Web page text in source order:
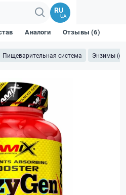
RU
UA
Пищеварительная система Энзимы
Аналоги Отзывы (6)